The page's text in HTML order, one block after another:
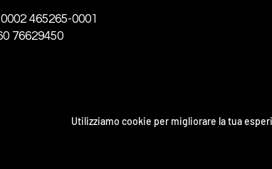
465265-0001
76629450
Utilizziamo cookie per migliorare la tua